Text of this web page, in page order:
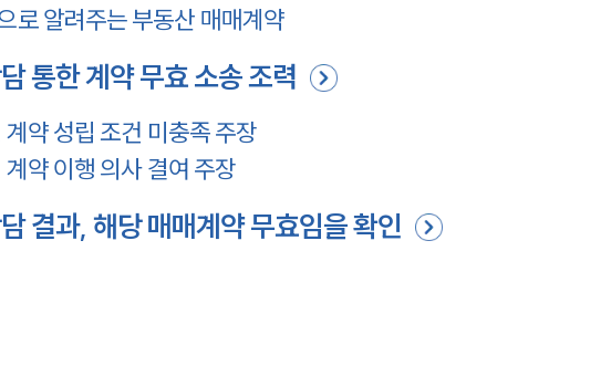
로 알려주는 부동산 매매계약
통한 계약 무효 소송 조력
약 성립 조건 미충족 주장
약 이행 의사 결여 주장
결과, 해당 매매계약 무효임을 확인